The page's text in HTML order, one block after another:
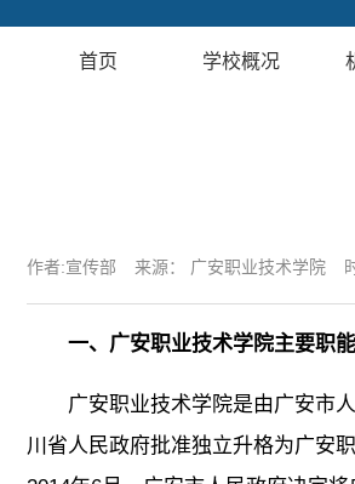
首页 学校概况
作者:宣传部 来源： 广安职业技术学院
一、广安职业技术学院主要职能
广安职业技术学院是由广安市
川省人民政府批准独立升格为广安